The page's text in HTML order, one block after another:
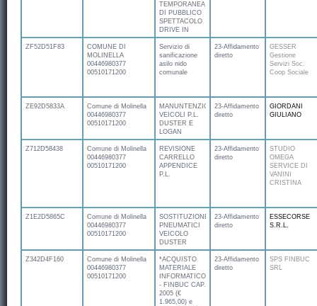
TEMPORANEA
DI PUBBLICO
SPETTACOLO
DRIVE IN
ZF52D51F83
COMUNE DI
MOLINELLA
00446980377
00510171200
Servizio di
sanificazione
asilo nido
comunale
23-Affidamento
diretto
GESSER
Gestione
Servizi Soc.
Coop Sociale
ZE92D5833A
Comune di Molinella
00446980377
00510171200
MANUNTENZIONE
VEICOLI P.L.
DUSTER E
LOGAN
23-Affidamento
diretto
GIORDANI
GIULIANO
Z712D58438
Comune di Molinella
00446980377
00510171200
REVISIONE
CARRELLO
APPENDICE
P.L.
23-Affidamento
diretto
STUDIO
OMEGA
SERVICE DI
VANINI
CRISTINA
Z1E2D5865C
Comune di Molinella
00446980377
00510171200
SOSTITUZIONE
PNEUMATICI
VEICOLO
DUSTER
23-Affidamento
diretto
ESSECORSE
S.R.L.
Z342D4F160
Comune di Molinella
00446980377
00510171200
*ACQUISTO
MATERIALE
INFORMATICO
- FINBUC CAP.
2005 (€
1.965,00) e
23-Affidamento
diretto
SPS FINBUC
SRL